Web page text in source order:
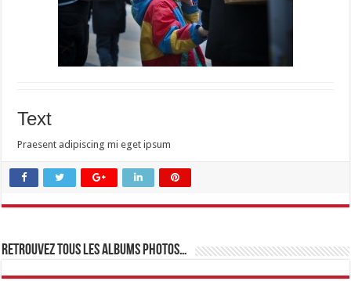
Text
Praesent adipiscing mi eget ipsum
Retrouvez tous les albums photos…